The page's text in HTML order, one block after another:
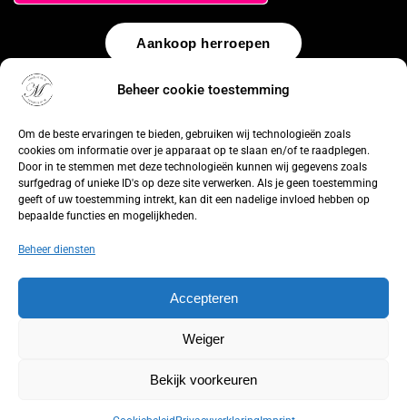
Beheer cookie toestemming
Om de beste ervaringen te bieden, gebruiken wij technologieën zoals
cookies om informatie over je apparaat op te slaan en/of te raadplegen.
Door in te stemmen met deze technologieën kunnen wij gegevens zoals
surfgedrag of unieke ID's op deze site verwerken. Als je geen toestemming
geeft of uw toestemming intrekt, kan dit een nadelige invloed hebben op
bepaalde functies en mogelijkheden.
Beheer diensten
Accepteren
Weiger
Bekijk voorkeuren
Aankoop herroepen
© 2026 by WebUnlimited–Algemene voorwaarden